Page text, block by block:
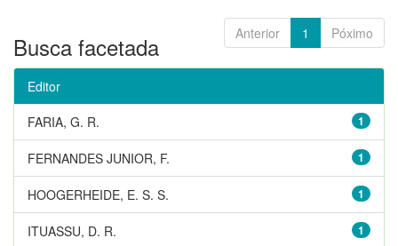
Anterior 1 Póximo
Busca facetada
Editor
1
FARIA, G. R.
1
FERNANDES JUNIOR, F.
1
HOOGERHEIDE, E. S. S.
1
ITUASSU, D. R.